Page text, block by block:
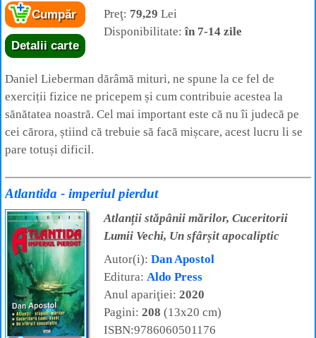
Cumpăr
Detalii carte
Preţ: 79,29 Lei
Disponibilitate:în 7-14 zile
Daniel Lieberman dărâmă mituri, ne spune la ce fel de
exerciții fizice ne pricepem și cum contribuie acestea la
sănătatea noastră. Cel mai important este că nu îi judecă pe
cei cărora, știind că trebuie să facă mișcare, acest lucru li se
pare totuși dificil.
Atlantida - imperiul pierdut
Atlanții stăpânii mărilor, Cuceritorii
Lumii Vechi, Un sfârșit apocaliptic
Autor(i): Dan Apostol
Editura: Aldo Press
Anul apariţiei: 2020
Pagini: 208 (13x20 cm)
ISBN:9786060501176